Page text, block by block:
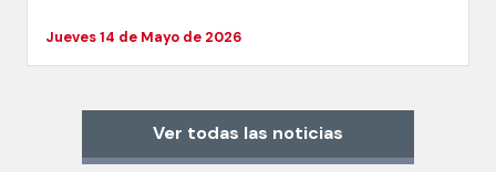
Jueves 14 de Mayo de 2026
Ver todas las noticias